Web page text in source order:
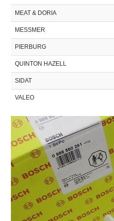
MEAT & DORIA
MESSMER
PIERBURG
QUINTON HAZELL
SIDAT
VALEO